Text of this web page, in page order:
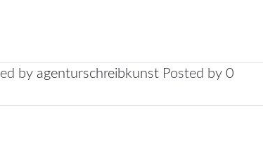
byagenturschreibkunst Posted by0